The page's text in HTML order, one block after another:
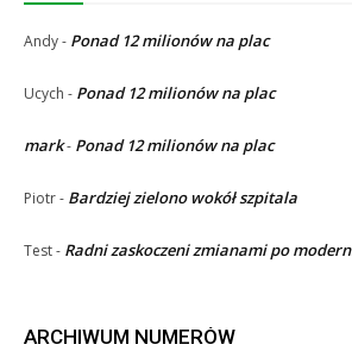
Andy- Ponad 12 milionów na plac
Ucych - Ponad 12 milionów na plac
mark- Ponad 12 milionów na plac
Piotr- Bardziej zielono wokół szpitala
Test- Radni zaskoczeni zmianami po
ARCHIWUM NUMERÓW